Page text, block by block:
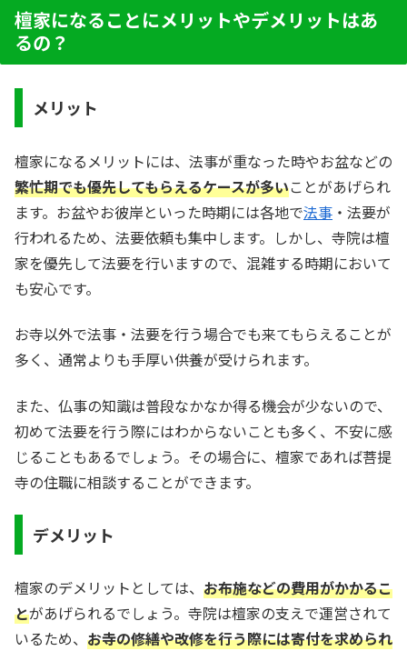
檀家になることにメリットやデメリットはあ
るの？
メリット
檀家になるメリットには、法事が重なった時やお盆などの
繁忙期でも優先してもらえるケースが多いことがあげられ
ます。お盆やお彼岸といった時期には各地で法事 ・法要が
行われるため、法要依頼も集中します。しかし、寺院は檀
家を優先して法要を行いますので、混雑する時期において
も安心です。
お寺以外で法事・法要を行う場合でも来てもらえることが
多く、通常よりも手厚い供養が受けられます。
また、仏事の知識は普段なかなか得る機会が少ないので、
初めて法要を行う際にはわからないことも多く、不安に感
じることもあるでしょう。その場合に、檀家であれば菩提
寺の住職に相談することができます。
デメリット
檀家のデメリットとしては、 お布施などの費用がかかるこ
とがあげられるでしょう。寺院は檀家の支えで運営されて
いるため、 お寺の修繕や改修を行う際には寄付を求められ